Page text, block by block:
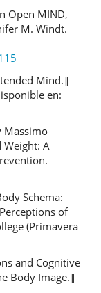
Open MIND,
M. Windt.
Mind.‖
en:
Massimo
Weight: A
Schema:
of
(Primavera
and Cognitive
Body Image.‖